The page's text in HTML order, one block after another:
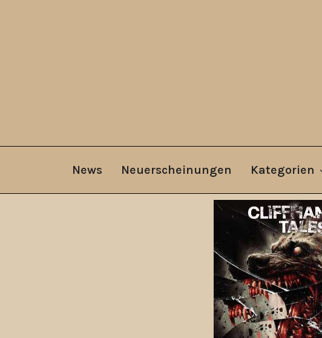
News Neuerscheinungen Kategorien